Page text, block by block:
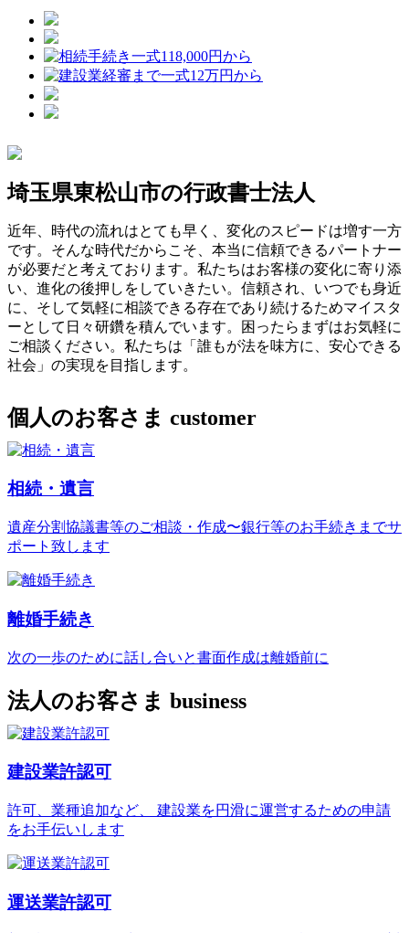
埼玉県東松山市の行政書士法人
近年、時代の流れはとても早く、変化のスピードは増す一方
です。そんな時代だからこそ、本当に信頼できるパートナー
が必要だと考えております。私たちはお客様の変化に寄り添
い、進化の後押しをしていきたい。信頼され、いつでも身近
に、そして気軽に相談できる存在であり続けるためマイスタ
ーとして日々研鑽を積んでいます。困ったらまずはお気軽に
ご相談ください。私たちは「誰もが法を味方に、安心できる
社会」の実現を目指します。
個人のお客さま customer
相続・遺言
遺産分割協議書等のご相談・作成〜銀行等のお手続きまでサ
ポート致します
離婚手続き
次の一歩のために話し合いと書面作成は離婚前に
法人のお客さま business
建設業許認可
許可、業種追加など、 建設業を円滑に運営するための申請
をお手伝いします
運送業許認可